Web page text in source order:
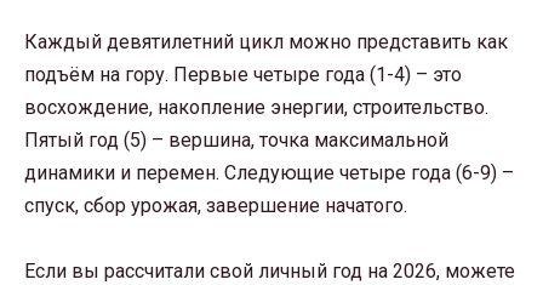
Каждый девятилетний цикл можно представить как
подъём на гору. Первые четыре года (1-4) – это
восхождение, накопление энергии, строительство.
Пятый год (5) – вершина, точка максимальной
динамики и перемен. Следующие четыре года (6-9) –
спуск, сбор урожая, завершение начатого.
Если вы рассчитали свой личный год на 2026, можете